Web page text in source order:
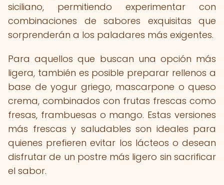
siciliano, permitiendo experimentar con
combinaciones de sabores exquisitas que
sorprenderán a los paladares más exigentes.
Para aquellos que buscan una opción más
ligera, también es posible preparar rellenos a
base de yogur griego, mascarpone o queso
crema, combinados con frutas frescas como
fresas, frambuesas o mango. Estas versiones
más frescas y saludables son ideales para
quienes prefieren evitar los lácteos o desean
disfrutar de un postre más ligero sin sacrificar
el sabor.